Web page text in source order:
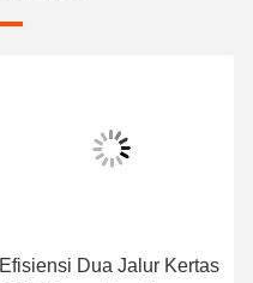
Efisiensi Dua Jalur Kertas